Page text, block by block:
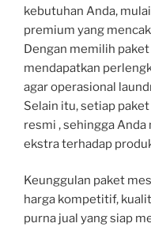
kebutuhan Anda,
premium yang
Dengan memilih
mendapatkan
agar operasional
Selain itu, setiap
resmi , sehingga
ekstra terhadap
Keunggulan paket
harga kompetitif,
purna jual yang siap